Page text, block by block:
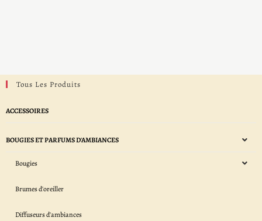
Tous Les Produits
ACCESSOIRES
BOUGIES ET PARFUMS D'AMBIANCES
Bougies
Brumes d'oreiller
Diffuseurs d'ambiances